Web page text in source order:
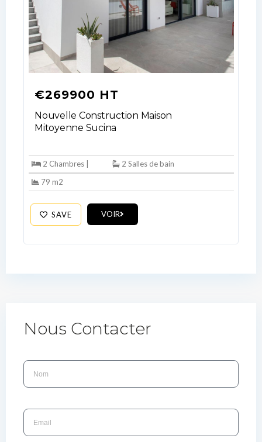
€269900 HT
Nouvelle Construction Maison
Mitoyenne Sucina
2 Chambres |
2 Salles de bain
79 m2
SAVE VOIR
Nous Contacter